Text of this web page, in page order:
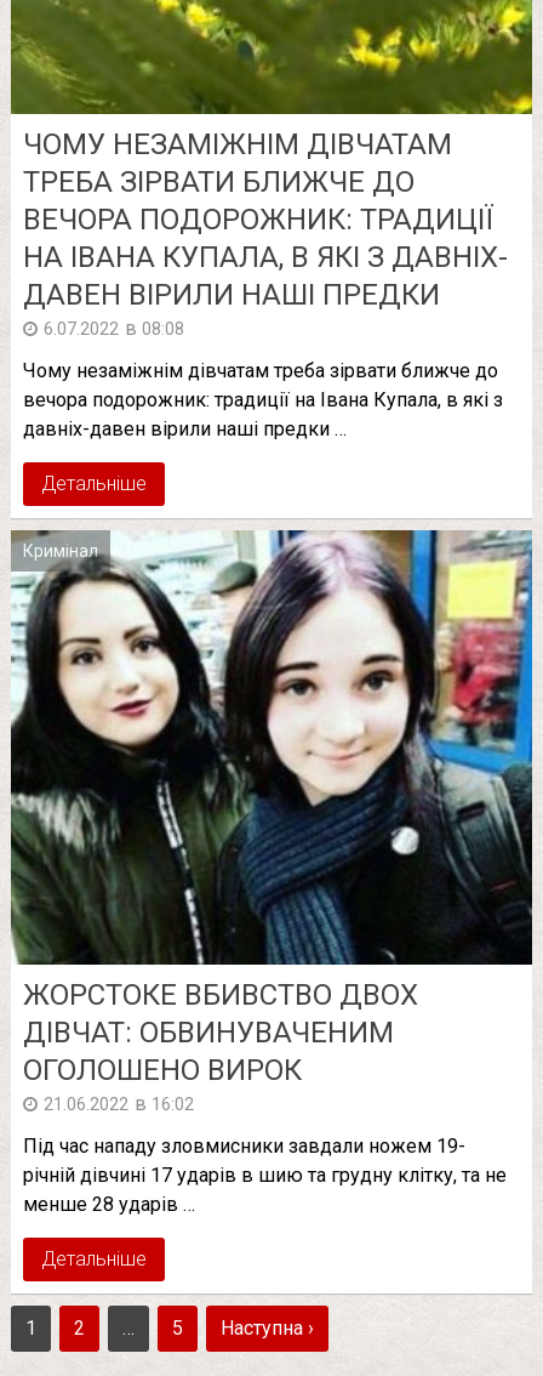
ЧОМУ НЕЗАМІЖНІМ ДІВЧАТАМ
ТРЕБА ЗІРВАТИ БЛИЖЧЕ ДО
ВЕЧОРА ПОДОРОЖНИК: ТРАДИЦІЇ
НА ІВАНА КУПАЛА, В ЯКІ З ДАВНІХ-
ДАВЕН ВІРИЛИ НАШІ ПРЕДКИ
6.07.2022 в 08:08
Чому незаміжнім дівчатам треба зірвати ближче до
вечора подорожник: традиції на Івана Купала, в які з
давніх-давен вірили наші предки …
Детальніше
Кримінал
ЖОРСТОКЕ ВБИВСТВО ДВОХ
ДІВЧАТ: ОБВИНУВАЧЕНИМ
ОГОЛОШЕНО ВИРОК
21.06.2022 в 16:02
Під час нападу зловмисники завдали ножем 19-
річній дівчині 17 ударів в шию та грудну клітку, та не
менше 28 ударів …
Детальніше
1 2 … 5 Наступна ›